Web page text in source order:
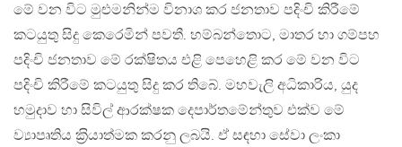
මේ වන විට මුළුමනින්ම විනාශ කර ජනතාව පදිංචි කිරීමේ
කටයුතු සිදු කෙරෙමින් පවතී. හම්බන්තොට, මාතර හා ගම්පහ
පදිංචි ජනතාව මේ රක්ෂිතය එළි පෙහෙළි කර මේ වන විට
පදිංචි කිරීමේ කටයුතු සිදු කර තිබේ. මහවැලි අධිකාරිය, යුද
හමුදාව හා සිවිල් ආරක්ෂක දෙපාර්තමේන්තුව එක්ව මේ
ව්‍යාපෘතිය ක‍්‍රියාත්මක කරනු ලබයි. ඒ සඳහා සේවා ලංකා